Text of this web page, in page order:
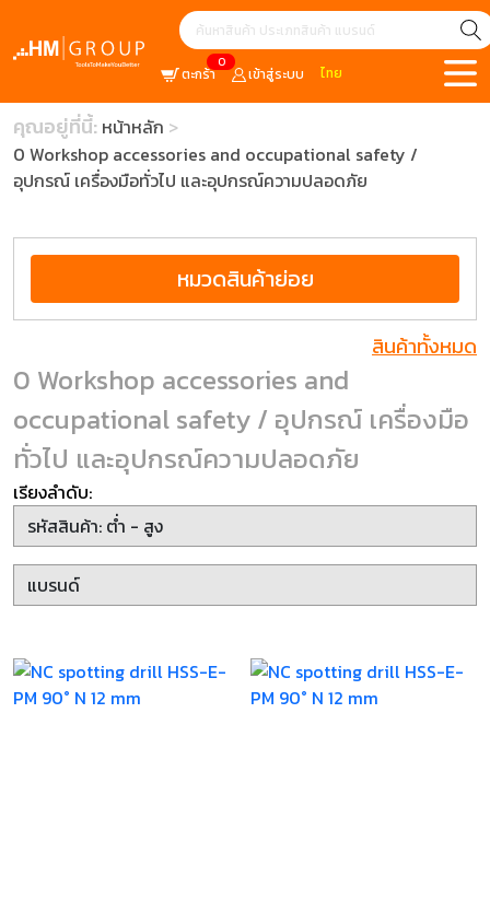
0
ตะกร้า เข้าสู่ระบบ ไทย
คุณอยู่ที่นี้: หน้าหลัก
0 Workshop accessories and occupational safety /
อุปกรณ์ เครื่องมือทั่วไป และอุปกรณ์ความปลอดภัย
หมวดสินค้าย่อย
สินค้าทั้งหมด
0 Workshop accessories and
occupational safety / อุปกรณ์ เครื่องมือ
ทั่วไป และอุปกรณ์ความปลอดภัย
เรียงลำดับ: